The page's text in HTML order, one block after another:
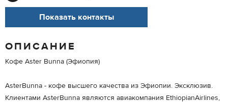
Показать контакты
ОПИСАНИЕ
Кофе Aster Bunna (Эфиопия)
AsterBunna - кофе высшего качества из Эфиопии. Эксклюзив.
Клиентами AsterBunna являются авиакомпания EthiopianAirlines,